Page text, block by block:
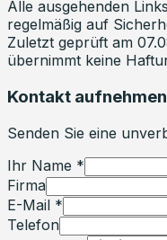
Alle ausgehenden
regelmäßig auf
Zuletzt geprüft am
übernimmt keine
Kontakt aufnehmen
Senden Sie eine
Ihr Name *
Firma
E-Mail *
Telefon